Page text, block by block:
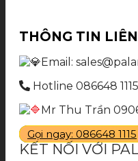
THÔNG TIN
Email:
Hotline 086648
Mr Thu Trần
Gọi ngay: 086648 1115
KẾT NỐI VỚI